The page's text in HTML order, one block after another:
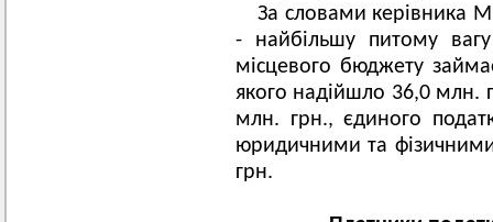
За словами керівника
- найбільшу питому
місцевого бюджету
якого надійшло 36,0 млн.
млн. грн., єдиного
юридичними та
грн.